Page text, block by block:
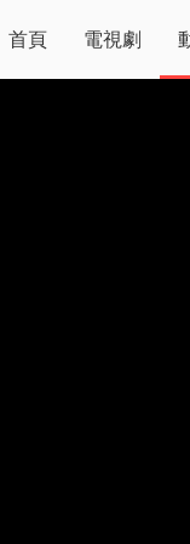
首頁 電視劇